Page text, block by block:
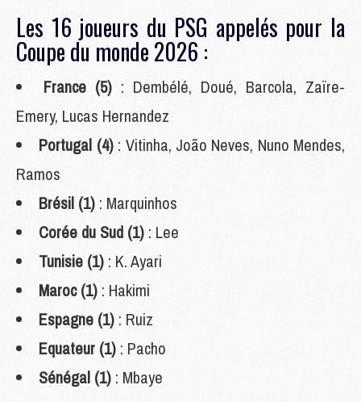
Les 16 joueurs du PSG appelés pour la
Coupe du monde 2026 :
France (5) : Dembélé, Doué, Barcola, Zaïre-
Emery, Lucas Hernandez
Portugal (4): Vitinha, João Neves, Nuno Mendes,
Ramos
Brésil (1) : Marquinhos
Corée du Sud (1) : Lee
Tunisie (1) : K. Ayari
Maroc (1) : Hakimi
Espagne (1) : Ruiz
Equateur (1) : Pacho
Sénégal (1) : Mbaye